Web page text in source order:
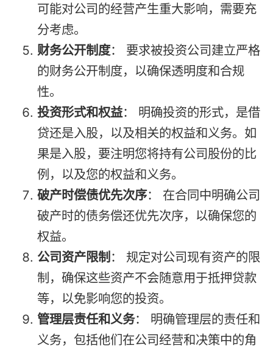
可能对公司的经营产生重大影响，需要充
分考虑。
财务公开制度： 要求被投资公司建立严格
的财务公开制度，以确保透明度和合规
性。
投资形式和权益： 明确投资的形式，是借
贷还是入股，以及相关的权益和义务。如
果是入股，要注明您将持有公司股份的比
例，以及您的权益和义务。
破产时偿债优先次序： 在合同中明确公司
破产时的债务偿还优先次序，以确保您的
权益。
公司资产限制 ： 规定对公司现有资产的限
制，确保这些资产不会随意用于抵押贷款
等，以免影响您的投资。
管理层责任和义务： 明确管理层的责任和
义务，包括他们在公司经营和决策中的角